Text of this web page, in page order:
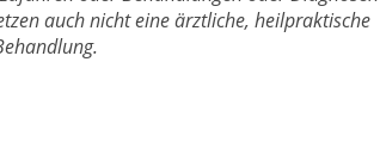
auch nicht eine ärztliche, heilpraktische